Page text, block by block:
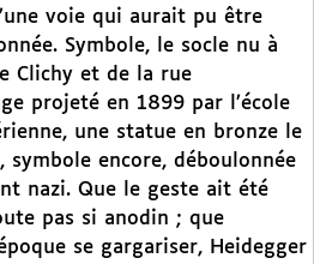
voie qui aurait pu être
Symbole, le socle nu à
Clichy et de la rue
projeté en 1899 par l’école
une statue en bronze le
symbole encore, déboulonnée
nazi. Que le geste ait été
pas si anodin ; que
se gargariser, Heidegger